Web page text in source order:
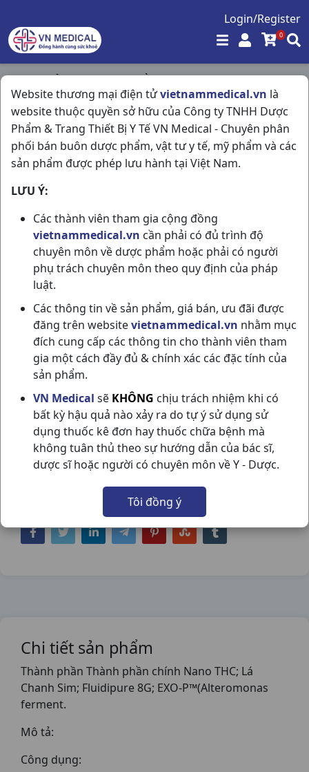
Login/Register
0
Website thương mại điện tửvietnammedical.vn là
website thuộc quyền sở hữu của Công ty TNHH Dược
Phẩm & Trang Thiết Bị Y Tế VN Medical - Chuyên phân
phối bán buôn dược phẩm, vật tư y tế, mỹ phẩm và các
sản phẩm được phép lưu hành tại Việt Nam.
LƯU Ý:
Các thành viên tham gia cộng đồng
vietnammedical.vn cần phải có đủ trình độ
chuyên môn về dược phẩm hoặc phải có người
phụ trách chuyên môn theo quy định của pháp
luật.
Các thông tin về sản phẩm, giá bán, ưu đãi được
đăng trên websitevietnammedical.vn nhằm mục
đích cung cấp các thông tin cho thành viên tham
gia một cách đầy đủ & chính xác các đặc tính của
sản phẩm.
VN Medical sẽ KHÔNG chịu trách nhiệm khi có
bất kỳ hậu quả nào xảy ra do tự ý sử dụng sử
dụng thuốc kê đơn hay thuốc chữa bệnh mà
không tuân thủ theo sự hướng dẫn của bác sĩ,
dược sĩ hoặc người có chuyên môn về Y - Dược.
Tôi đồng ý
Trang chủ / Hóa - Mỹ Phẩm /
Decumar 50+ Oil Control T50gr CVI Pharma
DECUMAR 50+ OIL CONTROL T50GR CVI
PHARMA
NSX:CVI Pharma
Nhóm hàng:
Hóa - Mỹ Phẩm,
Chia sẻ qua mạng xã hội:
Chi tiết sản phẩm
Thành phần Thành phần chính Nano THC; Lá
Chanh Sim; Fluidipure 8G; EXO-P™(Alteromonas
ferment.
Mô tả:
Công dụng: